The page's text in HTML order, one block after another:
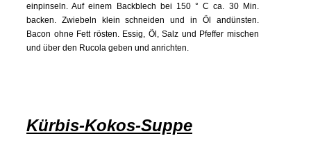
einpinseln. Auf einem Backblech bei 150 ° C ca. 30 Min.
backen. Zwiebeln klein schneiden und in Öl andünsten.
Bacon ohne Fett rösten. Essig, Öl, Salz und Pfeffer mischen
und über den Rucola geben und anrichten.
Kürbis-Kokos-Suppe